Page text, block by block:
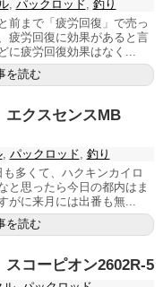
, パックロッド 釣り
前まで「疲労回復」で売っ
疲労回復に効果があると言
に疲労回復効果はなく...
を読む
エクスセンスMB
, パックロッド 釣り
多くて、ハクキンカイロ
と思ったら今日の都内はま
がに来月には出番も無...
を読む
コーピオン2602R-5